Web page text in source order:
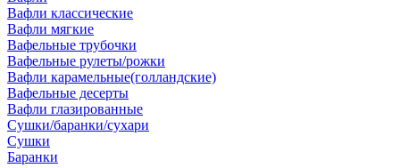
Вафли классические
Вафли мягкие
Вафельные трубочки
Вафельные рулеты/рожки
Вафли карамельные(голландские)
Вафельные десерты
Вафли глазированные
Сушки/баранки/сухари
Сушки
Баранки